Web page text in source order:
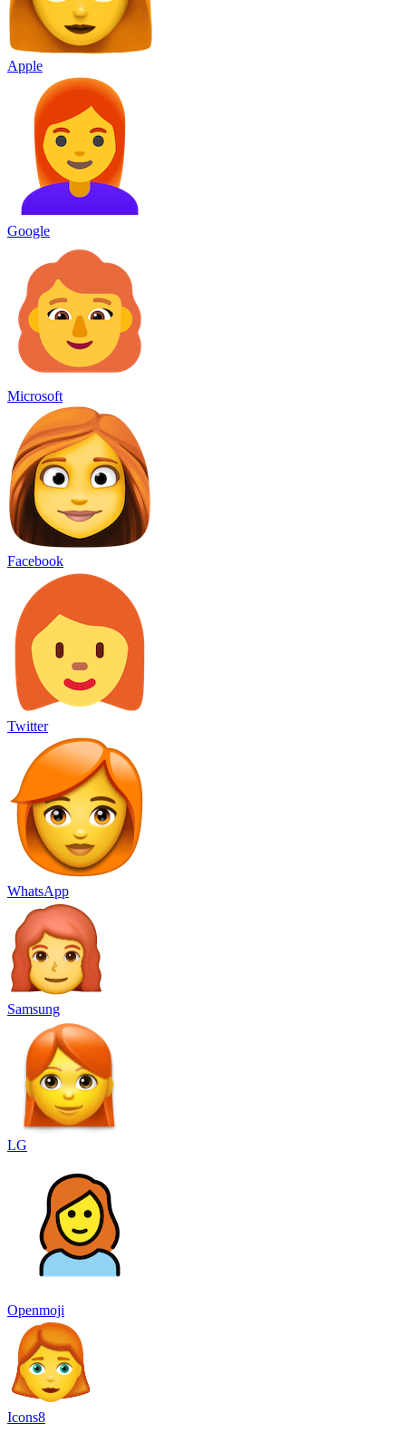
Apple
Google
Microsoft
Facebook
Twitter
WhatsApp
Samsung
LG
Openmoji
Icons8